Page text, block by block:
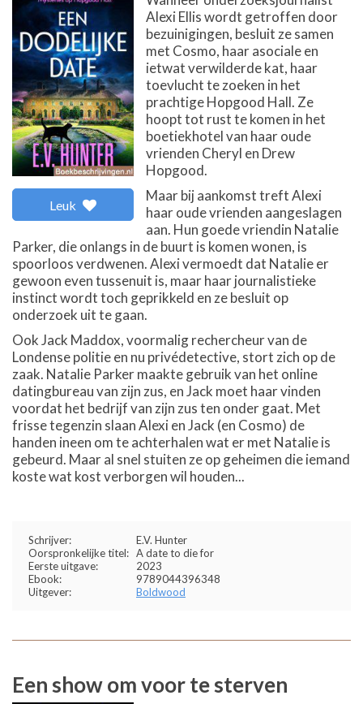
Leuk
Alexi Ellis wordt getroffen door
bezuinigingen, besluit ze samen
met Cosmo, haar asociale en
ietwat verwilderde kat, haar
toevlucht te zoeken in het
prachtige Hopgood Hall. Ze
hoopt tot rust te komen in het
boetiekhotel van haar oude
vrienden Cheryl en Drew
Hopgood.
Maar bij aankomst treft Alexi
haar oude vrienden aangeslagen
aan. Hun goede vriendin Natalie
Parker, die onlangs in de buurt is komen wonen, is
spoorloos verdwenen. Alexi vermoedt dat Natalie er
gewoon even tussenuit is, maar haar journalistieke
instinct wordt toch geprikkeld en ze besluit op
onderzoek uit te gaan.
Ook Jack Maddox, voormalig rechercheur van de
Londense politie en nu privédetective, stort zich op de
zaak. Natalie Parker maakte gebruik van het online
datingbureau van zijn zus, en Jack moet haar vinden
voordat het bedrijf van zijn zus ten onder gaat. Met
frisse tegenzin slaan Alexi en Jack (en Cosmo) de
handen ineen om te achterhalen wat er met Natalie is
gebeurd. Maar al snel stuiten ze op geheimen die iemand
koste wat kost verborgen wil houden...
Schrijver:
E.V. Hunter
Oorspronkelijke titel: A date to die for
Eerste uitgave:
2023
Ebook:
9789044396348
Uitgever:
Boldwood
Een show om voor te sterven